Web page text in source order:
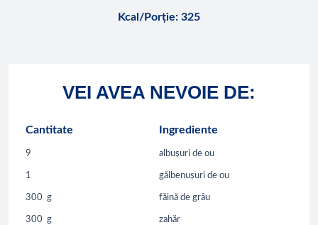
Kcal/Porție: 325
VEI AVEA NEVOIE DE:
Cantitate Ingrediente
9 albușuri de ou
1 gălbenușuri de ou
300 g făină de grâu
300 g zahăr